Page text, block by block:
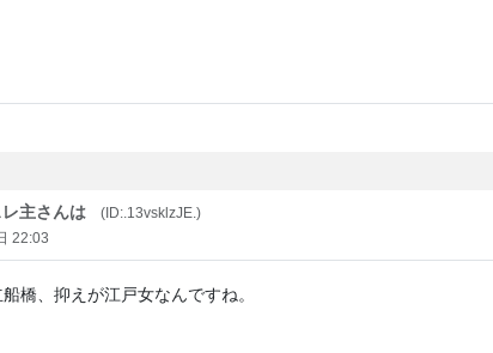
主さんは
(ID:.13vsklzJE.)
22:03
橋、抑えが江戸女なんですね。